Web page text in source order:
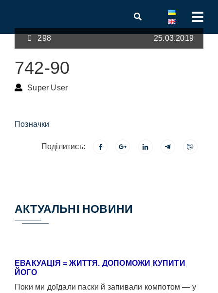
298 25.03.2019
742-90
Super User
Позначки
Поділитись:
АКТУАЛЬНІ НОВИНИ
ЕВАКУАЦІЯ = ЖИТТЯ. ДОПОМОЖИ КУПИТИ
ЙОГО
Поки ми доїдали паски й запивали компотом — у